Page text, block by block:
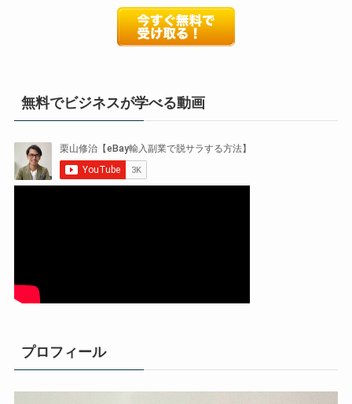
無料でビジネスが学べる動画
プロフィール